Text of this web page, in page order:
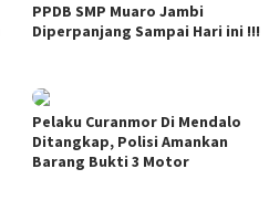
PPDB SMP Muaro Jambi
Diperpanjang Sampai Hari ini !!!
Pelaku Curanmor Di Mendalo
Ditangkap, Polisi Amankan
Barang Bukti 3 Motor